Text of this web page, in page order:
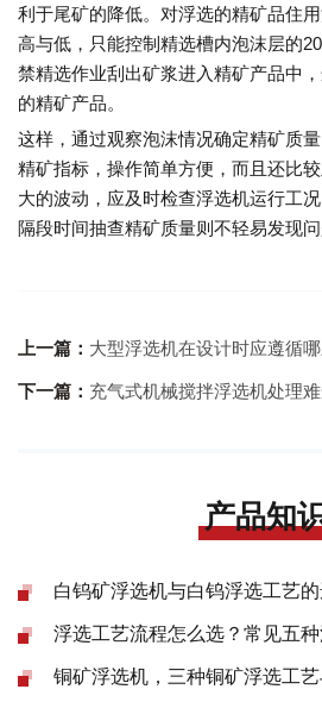
利于尾矿的降低。对浮选的精矿品住
高与低，只能控制精选槽内泡沫层的
禁精选作业刮出矿浆进入精矿产品中
的精矿产品。
这样，通过观察泡沫情况确定精矿质
精矿指标，操作简单方便，而且还比
大的波动，应及时检查浮选机运行工
隔段时间抽查精矿质量则不轻易发现问
上一篇： 大型浮选机在设计时应遵循
下一篇： 充气式机械搅拌浮选机处理
产品知
白钨矿浮选机与白钨浮选工艺
浮选工艺流程怎么选？常见五
铜矿浮选机，三种铜矿浮选工